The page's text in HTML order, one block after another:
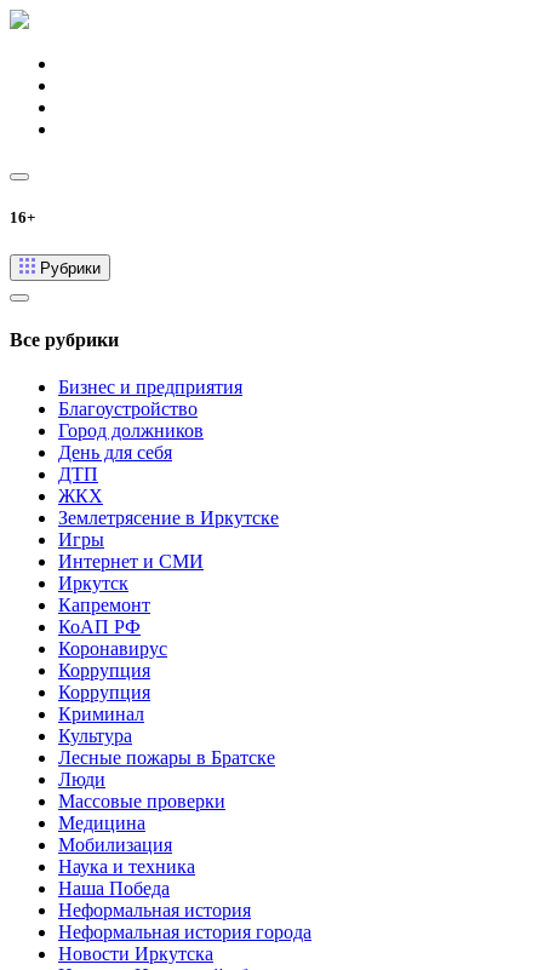
16+
Рубрики
Все рубрики
Бизнес и предприятия
Благоустройство
Город должников
День для себя
ДТП
ЖКХ
Землетрясение в Иркутске
Игры
Интернет и СМИ
Иркутск
Капремонт
КоАП РФ
Коронавирус
Коррупция
Коррупция
Криминал
Культура
Лесные пожары в Братске
Люди
Массовые проверки
Медицина
Мобилизация
Наука и техника
Наша Победа
Неформальная история
Неформальная история города
Новости Иркутска